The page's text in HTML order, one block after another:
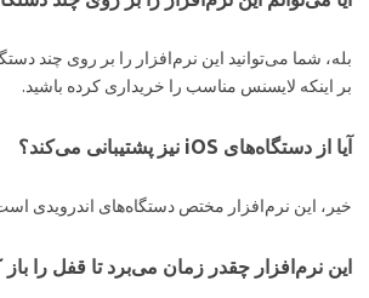
بله، شما می‌توانید این نرم‌افزار را بر روی چند
بر اینکه لایسنس مناسب را خریداری کرده باشید.
آیا از دستگاه‌های iOS نیز پشتیبانی می‌کند؟
خیر، این نرم‌افزار مختص دستگاه‌های اندرویدی
این نرم‌افزار چقدر زمان می‌برد تا قفل را باز